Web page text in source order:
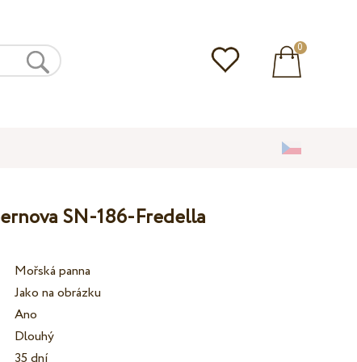
0
SN-186-Fredella
Mořská panna
Jako na obrázku
Ano
Dlouhý